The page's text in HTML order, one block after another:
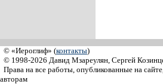
© «Иероглиф» (контакты)
© 1998-2026 Давид Мзареулян, Сергей
Права на все работы, опубликованные на
авторам